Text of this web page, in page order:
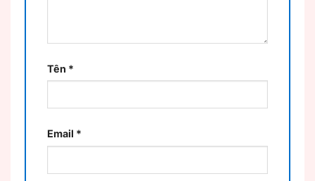
Tên *
Email *